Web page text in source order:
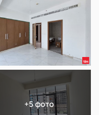
+5 фото